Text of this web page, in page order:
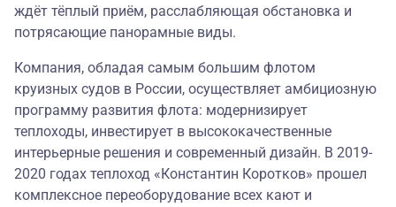
ждёт тёплый приём, расслабляющая обстановка и
потрясающие панорамные виды.
Компания, обладая самым большим флотом
круизных судов в России, осуществляет амбициозную
программу развития флота: модернизирует
теплоходы, инвестирует в высококачественные
интерьерные решения и современный дизайн. В 2019-
2020 годах теплоход «Константин Коротков» прошел
комплексное переоборудование всех кают и